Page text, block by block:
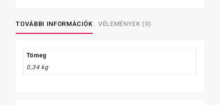
Grape
mennyiség
TOVÁBBI INFORMÁCIÓK VÉLEMÉNYEK (0)
Tömeg
0,34 kg